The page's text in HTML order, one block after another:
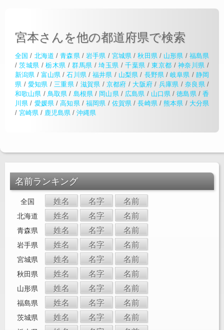
宮本さんを他の都道府県で検索
全国 / 北海道 /青森県/ 岩手県 / 宮城県 /秋田県/ 山形県 / 福島県
/茨城県 /栃木県 /群馬県 /埼玉県 /千葉県 /東京都 /神奈川県 /
新潟県 / 富山県 /石川県/福井県 / 山梨県 / 長野県/岐阜県 / 静岡
県 / 愛知県 /三重県 / 滋賀県 / 京都府 / 大阪府 / 兵庫県 / 奈良県/
和歌山県 / 鳥取県 / 島根県/ 岡山県/ 広島県 / 山口県 /徳島県/香
川県 / 愛媛県/高知県/ 福岡県 / 佐賀県 /長崎県/熊本県 / 大分県
/ 宮崎県 / 鹿児島県 / 沖縄県
名前ランキング
全国 姓名 名字 名前
北海道 姓名 名字 名前
青森県 姓名 名字 名前
岩手県 姓名 名字 名前
宮城県 姓名 名字 名前
秋田県 姓名 名字 名前
山形県 姓名 名字 名前
福島県 姓名 名字 名前
茨城県 姓名 名字 名前